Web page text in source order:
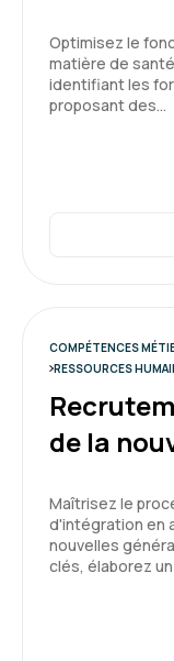
La formation
avec des
Lisa B.
bcp de modele
d'outils
situations qui
Formation :
psychosociaux
Optimisez le
matière de
identifiant les
proposant des…
COMPÉTENCES
RESSOURCES
de la
Maîtrisez le
d'intégration en
nouvelles
clés, élaborez